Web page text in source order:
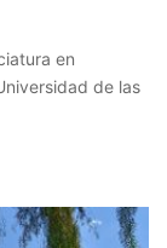
en
de las